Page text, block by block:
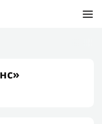
время и сообщим
запрос